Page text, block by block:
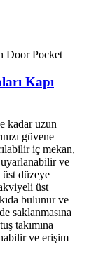
Kapı
kadar uzun
güvene
iç mekan,
ve
üst düzeye
üst
bulunur ve
saklanmasına
takımına
ve erişim